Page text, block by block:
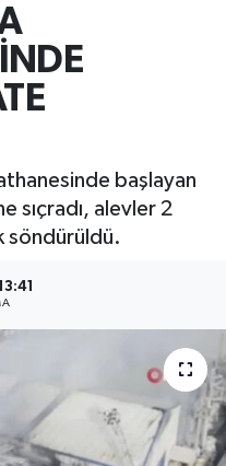
başlayan
sıçradı, alevler 2
söndürüldü.